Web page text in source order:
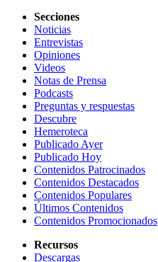
Secciones
Noticias
Entrevistas
Opiniones
Videos
Notas de Prensa
Podcasts
Preguntas y respuestas
Descubre
Hemeroteca
Publicado Ayer
Publicado Hoy
Contenidos Patrocinados
Contenidos Destacados
Contenidos Populares
Últimos Contenidos
Contenidos Promocionados
Recursos
Descargas